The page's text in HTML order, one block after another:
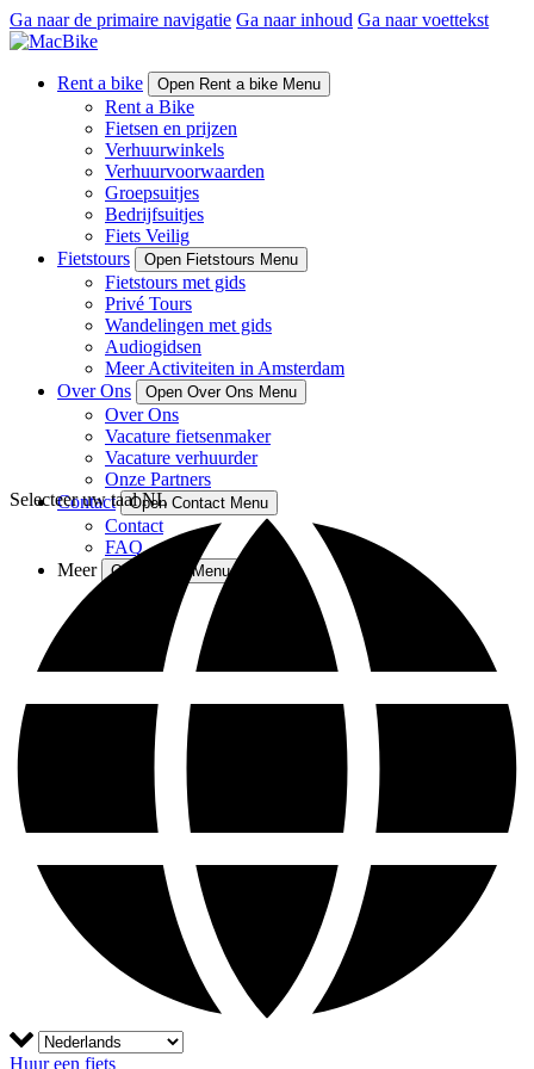
Ga naar de primaire navigatie Ga naar inhoud Ga naar voettekst
Rent a bike Open Rent a bike Menu
Rent a Bike
Fietsen en prijzen
Verhuurwinkels
Verhuurvoorwaarden
Groepsuitjes
Bedrijfsuitjes
Fiets Veilig
Fietstours
Open Fietstours Menu
Fietstours met gids
Privé Tours
Wandelingen met gids
Audiogidsen
Meer Activiteiten in Amsterdam
Over Ons
Open Over Ons Menu
Over Ons
Vacature fietsenmaker
Vacature verhuurder
Onze Partners
Contact
Open Contact Menu
Contact
FAQ
Meer
Open More Menu
Selecteer uw taal NL
Huur een fiets